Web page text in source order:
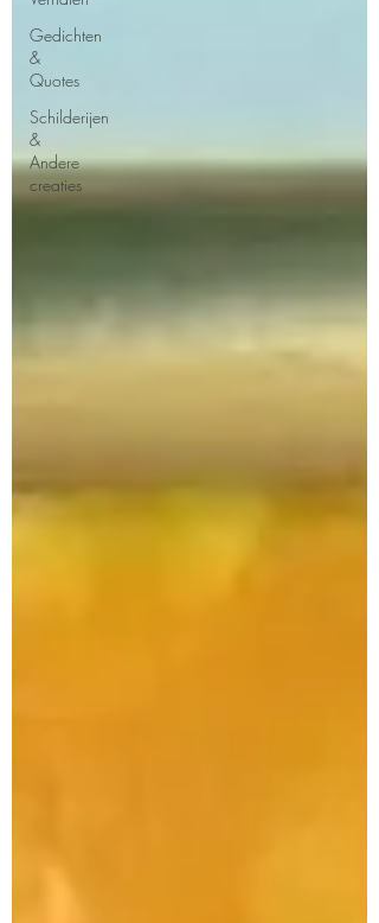
Gedichten
&
Quotes
Schilderijen
&
Andere
creaties